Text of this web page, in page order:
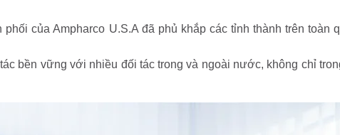
của Ampharco U.S.A đã phủ khắp các tỉnh thành trên toàn
bền vững với nhiều đối tác trong và ngoài nước, không chỉ